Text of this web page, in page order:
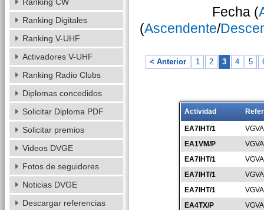
Fecha (
(Ascendente/
< Anterior 1 2 3 4 5
Actividad
EA7IHT/1
EA1VM/P
EA7IHT/1
EA7IHT/1
EA7IHT/1
EA4TX/P
Ranking Digitales
Ranking V-UHF
Activadores V-UHF
Ranking Radio Clubs
Diplomas concedidos
Solicitar Diploma PDF
Solicitar premios
Videos DVGE
Fotos de seguidores
Noticias DVGE
Descargar referencias